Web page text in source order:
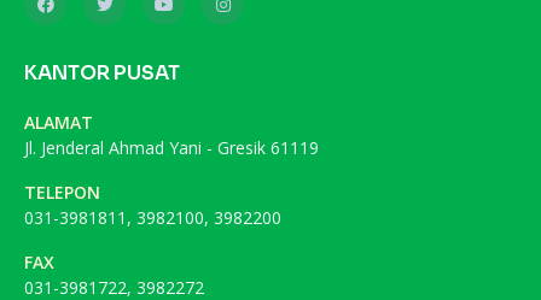
KANTOR PUSAT
ALAMAT
Jl. Jenderal Ahmad Yani - Gresik 61119
TELEPON
031-3981811, 3982100, 3982200
FAX
031-3981722, 3982272